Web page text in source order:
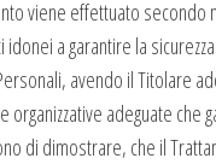
viene effettuato secondo
idonei a garantire la
avendo il Titolare
organizzative adeguate che
di dimostrare, che il